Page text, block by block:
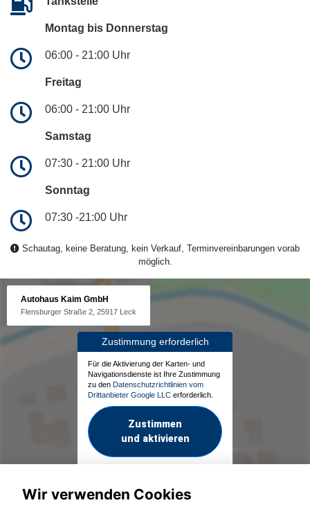
Montag bis Donnerstag
06:00 - 21:00 Uhr
Freitag
06:00 - 21:00 Uhr
Samstag
07:30 - 21:00 Uhr
Sonntag
07:30 -21:00 Uhr
Schautag, keine Beratung, kein Verkauf, Terminvereinbarungen vorab
möglich.
Autohaus Kaim GmbH
Flensburger Straße 2, 25917 Leck
Zustimmung erforderlich
Für die Aktivierung der Karten- und
Navigationsdienste ist Ihre Zustimmung
zu den Datenschutzrichtlinien vom
Drittanbieter Google LLC erforderlich.
Zustimmen
und aktivieren
Wir verwenden Cookies